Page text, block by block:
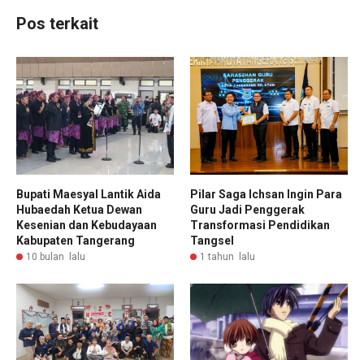
Pos terkait
Bupati Maesyal Lantik Aida
Hubaedah Ketua Dewan
Kesenian dan Kebudayaan
Kabupaten Tangerang
10 bulan lalu
Pilar Saga Ichsan Ingin Para
Guru Jadi Penggerak
Transformasi Pendidikan
Tangsel
1 tahun lalu